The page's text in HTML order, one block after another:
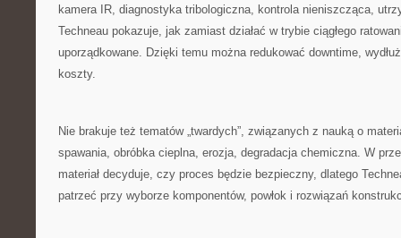
kamera IR, diagnostyka tribologiczna, kontrola nieniszcząca,
Techneau pokazuje, jak zamiast działać w trybie ciągłego
uporządkowane. Dzięki temu można redukować downtime,
koszty.
Nie brakuje też tematów „twardych”, związanych z nauką o
spawania, obróbka cieplna, erozja, degradacja chemiczna. W
materiał decyduje, czy proces będzie bezpieczny, dlatego
patrzeć przy wyborze komponentów, powłok i rozwiązań